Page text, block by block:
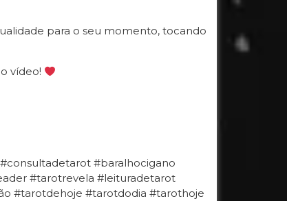
para o seu momento, tocando
vídeo!
#baralhocigano
#tarotrevela #leituradetarot
#tarotdehoje #tarotdodia #tarothoje